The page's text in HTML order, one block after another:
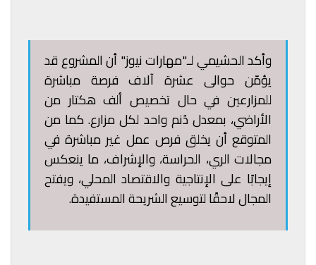
وأكد الحشيمي لـ"مهارات نيوز" أن المشروع قد
يؤمّن حوالى عشرة آلاف فرصة مباشرة
للمزارعين في حال تخصيص ألف هكتار من
الأراضي، بمعدل دُنم واحد لكل مزارع. كما من
المتوقع أن يخلق فرص عمل غير مباشرة في
مجالات الري، الحراسة، والإشراف، ما ينعكس
إيجابًا على الإنتاجية والاقتصاد المحلي، ويفتح
المجال لاحقًا لتوسيع الشريحة المستفيدة.